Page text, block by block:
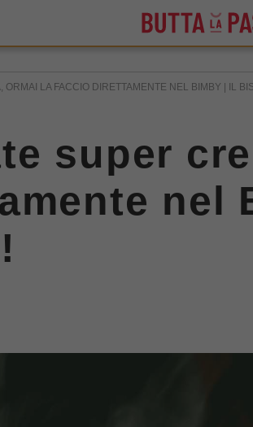
ORMAI LA FACCIO DIRETTAMENTE NEL BIMBY | IL
super
nel